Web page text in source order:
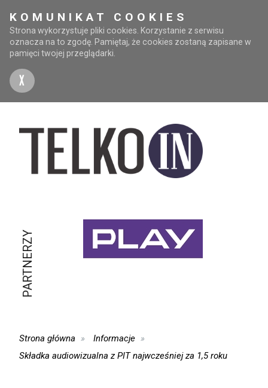
KOMUNIKAT COOKIES
Strona wykorzystuje pliki cookies. Korzystanie z serwisu
oznacza na to zgodę. Pamiętaj, że cookies zostaną zapisane w
pamięci twojej przeglądarki.
X
PARTNERZY
Strona główna
Informacje
Składka audiowizualna z PIT najwcześniej za 1,5 roku